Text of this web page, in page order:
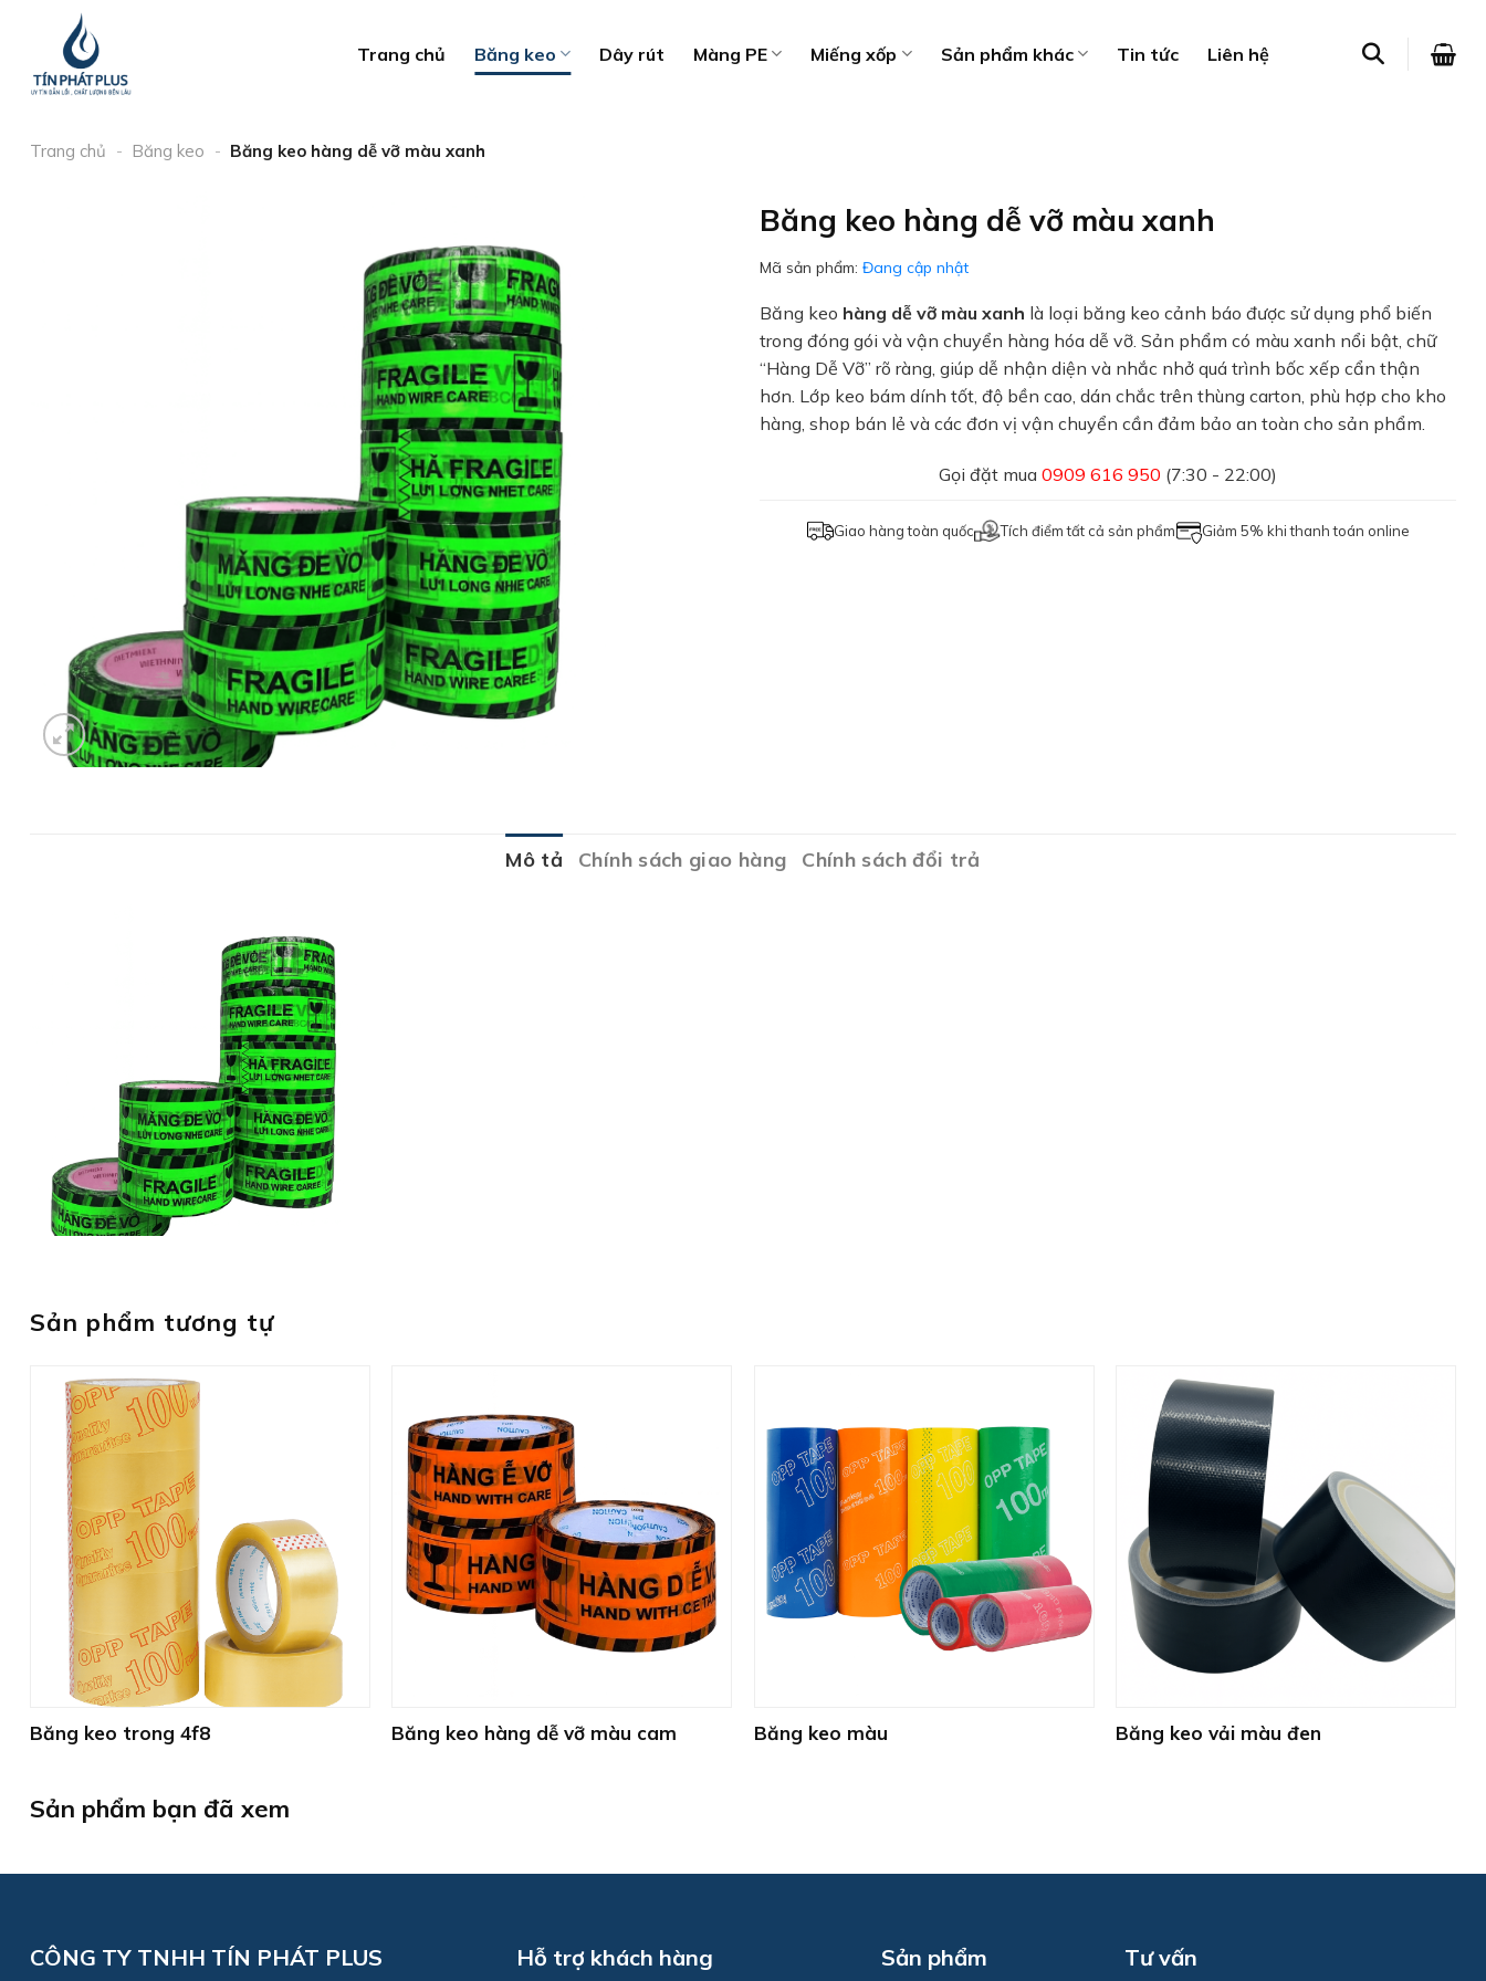
dung
Trang chủ Băng keo Dây rút Màng PE Miếng xốp Sản phẩm khác Tin tức Liên hệ
Trang chủ - Băng keo - Băng keo hàng dễ vỡ màu xanh
Băng keo hàng dễ vỡ màu xanh
Mã sản phẩm: Đang cập nhật
Băng keo hàng dễ vỡ màu xanh là loại băng keo cảnh báo được sử dụng phổ biến
trong đóng gói và vận chuyển hàng hóa dễ vỡ. Sản phẩm có màu xanh nổi bật, chữ
“Hàng Dễ Vỡ” rõ ràng, giúp dễ nhận diện và nhắc nhở quá trình bốc xếp cẩn thận
hơn. Lớp keo bám dính tốt, độ bền cao, dán chắc trên thùng carton, phù hợp cho kho
hàng, shop bán lẻ và các đơn vị vận chuyển cần đảm bảo an toàn cho sản phẩm.
Gọi đặt mua 0909 616 950 (7:30 - 22:00)
Giao hàng toàn quốc Tích điểm tất cả sản phẩm Giảm 5% khi thanh toán online
Mô tả Chính sách giao hàng Chính sách đổi trả
Sản phẩm tương tự
Băng keo trong 4f8 Băng keo hàng dễ vỡ màu cam Băng keo màu Băng keo vải màu đen
Sản phẩm bạn đã xem
CÔNG TY TNHH TÍN PHÁT PLUS Hỗ trợ khách hàng Sản phẩm Tư vấn